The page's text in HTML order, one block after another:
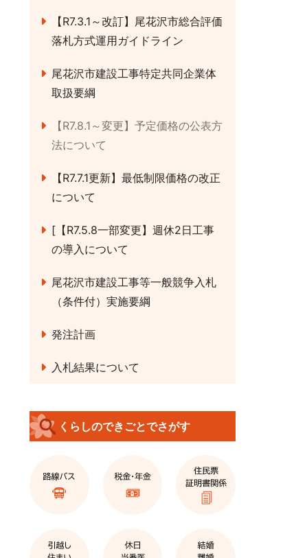
【R7.3.1～改訂】尾花沢市総合評価
落札方式運用ガイドライン
尾花沢市建設工事特定共同企業体
取扱要綱
【R7.8.1～変更】予定価格の公表方
法について
【R7.7.1更新】最低制限価格の改正
について
[【R7.5.8一部変更】週休2日工事
の導入について
尾花沢市建設工事等一般競争入札
（条件付）実施要綱
発注計画
入札結果について
くらしのできごとでさがす